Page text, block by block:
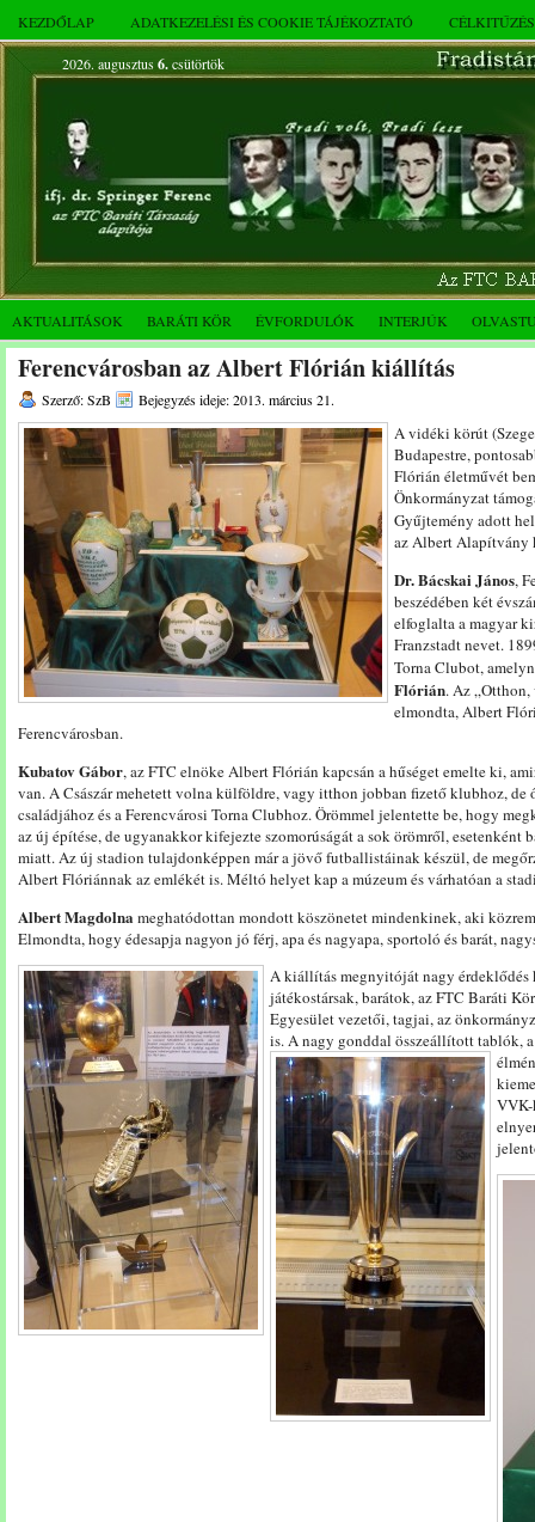
KEZDŐLAP ADATKEZELÉSI ÉS COOKIE TÁJÉKOZTATÓ
2026. augusztus 6.csütörtök
AKTUALITÁSOK BARÁTI KÖR ÉVFORDULÓK INTERJÚK
Ferencvárosban az Albert Flórián kiállítás
Szerző: SzB Bejegyzés ideje: 2013. március 21.
A vidéki körút
Budapestre,
Flórián életművét
Önkormányzat
Gyűjtemény adott
az Albert Alapítvány
Dr. Bácskai János,
beszédében két
elfoglalta a magyar
Franzstadt nevet.
Torna Clubot,
Flórián. Az
elmondta, Albert
Ferencvárosban.
Kubatov Gábor, az FTC elnöke Albert Flórián kapcsán a hűséget emelte ki,
van. A Császár mehetett volna külföldre, vagy itthon jobban fizető klubhoz, de
családjához és a Ferencvárosi Torna Clubhoz. Örömmel jelentette be, hogy
az új építése, de ugyanakkor kifejezte szomorúságát a sok örömről, esetenként
miatt. Az új stadion tulajdonképpen már a jövő futballistáinak készül, de
Albert Flóriánnak az emlékét is. Méltó helyet kap a múzeum és várhatóan a
Albert Magdolna meghatódottan mondott köszönetet mindenkinek, aki
Elmondta, hogy édesapja nagyon jó férj, apa és nagyapa, sportoló és barát,
A kiállítás megnyitóját nagy érdeklődés
játékostársak, barátok, az FTC Baráti
Egyesület vezetői, tagjai, az
is. A nagy gonddal összeállított
VVK-